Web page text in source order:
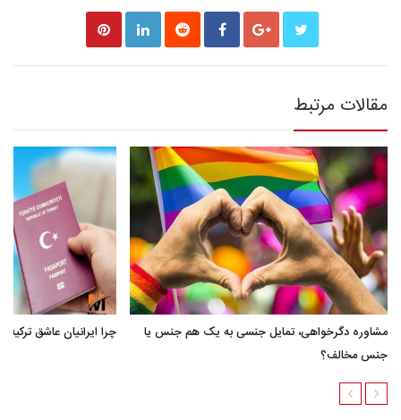
مقالات مرتبط
مشاوره دگرخواهی، تمایل جنسی به یک هم جنس یا
جنس مخالف؟
چرا ایرانیان عاشق